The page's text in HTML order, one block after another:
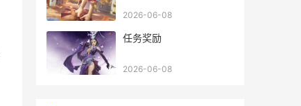
2026-06-08
任务奖励
2026-06-08